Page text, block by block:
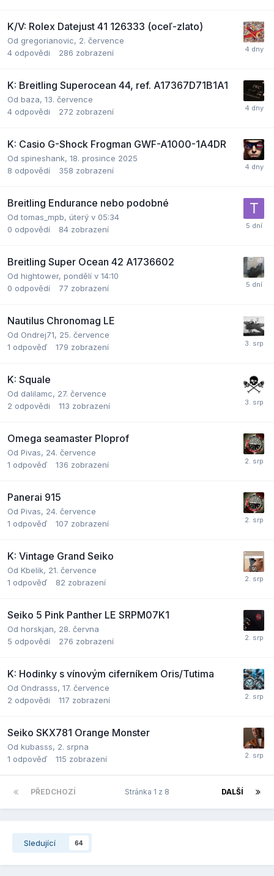
K/V: Rolex Datejust 41 126333 (oceľ-zlato)
Od gregorianovic, 2. července
4 odpovědi 286 zobrazení
K: Breitling Superocean 44, ref. A17367D71B1A1
Od baza, 13. července
4 odpovědi 272 zobrazení
K: Casio G-Shock Frogman GWF-A1000-1A4DR
Od spineshank, 18. prosince 2025
8 odpovědí 358 zobrazení
Breitling Endurance nebo podobné
Odtomas_mpb, úterý v 05:34
0 odpovědí 84 zobrazení
Breitling Super Ocean 42 A1736602
Od hightower, pondělí v 14:10
0 odpovědí 77 zobrazení
Nautilus Chronomag LE
Od Ondrej71, 25. července
1 odpověď 179 zobrazení
K: Squale
Od dalilamc, 27. července
2 odpovědi 113 zobrazení
Omega seamaster Ploprof
Od Pivas, 24. července
1 odpověď 136 zobrazení
Panerai 915
Od Pivas, 24. července
1 odpověď 107 zobrazení
K: Vintage Grand Seiko
Od Kbelik, 21. července
1 odpověď 82 zobrazení
Seiko 5 Pink Panther LE SRPM07K1
Od horskjan, 28. června
5 odpovědí 276 zobrazení
K: Hodinky s vínovým ciferníkem Oris/Tutima
Od Ondrasss, 17. července
2 odpovědi 117 zobrazení
Seiko SKX781 Orange Monster
Od kubasss, 2. srpna
1 odpověď 115 zobrazení
PŘEDCHOZÍ DALŠÍ
Stránka 1 z 8
Sledující 64